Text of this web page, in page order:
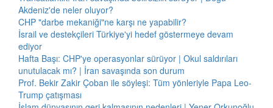
Akdeniz'de neler oluyor?
CHP "darbe mekaniği"ne karşı ne yapabilir?
İsrail ve destekçileri Türkiye'yi hedef göstermeye devam
ediyor
Hafta Başı: CHP'ye operasyonlar sürüyor | Okul saldırıları
unutulacak mı? | İran savaşında son durum
Prof. Bekir Zakir Çoban ile söyleşi: Tüm yönleriyle Papa Leo-
Trump çatışması